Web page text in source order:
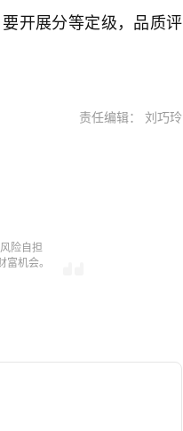
开展分等定级，品质评
责任编辑： 刘巧玲
险自担
机会。